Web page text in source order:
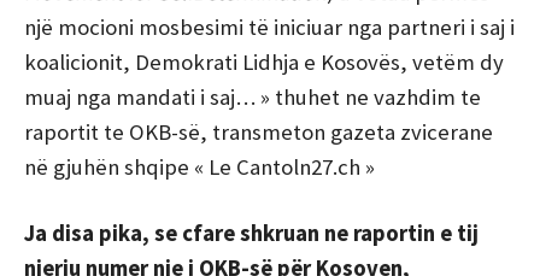
një mocioni mosbesimi të iniciuar nga partneri i saj i
koalicionit, Demokrati Lidhja e Kosovës, vetëm dy
muaj nga mandati i saj… » thuhet ne vazhdim te
raportit te OKB-së, transmeton gazeta zvicerane
në gjuhën shqipe « Le Cantoln27.ch »
Ja disa pika, se cfare shkruan ne raportin e tij
njeriu numer nje i OKB-së për Kosoven,